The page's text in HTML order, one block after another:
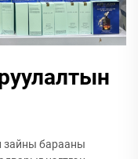
зайны барааны